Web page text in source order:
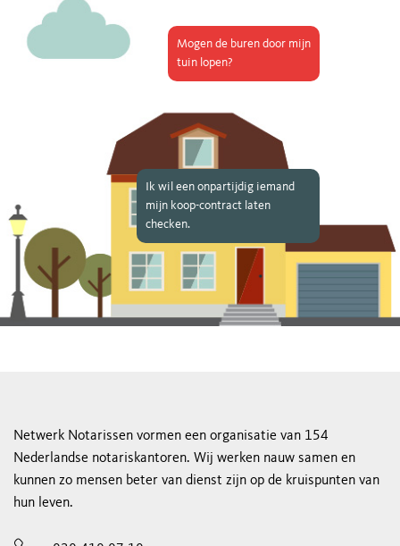
Mogen de buren door mijn
tuin lopen?
Ik wil een onpartijdig iemand
mijn koop-contract laten
checken.
Netwerk Notarissen vormen een organisatie van 154
Nederlandse notariskantoren. Wij werken nauw samen en
kunnen zo mensen beter van dienst zijn op de kruispunten van
hun leven.